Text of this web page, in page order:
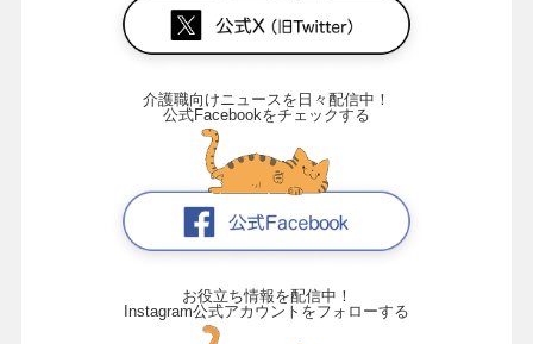
介護職向けニュースを日々配信中！
公式Facebookをチェックする
お役立ち情報を配信中！
Instagram公式アカウントをフォローする